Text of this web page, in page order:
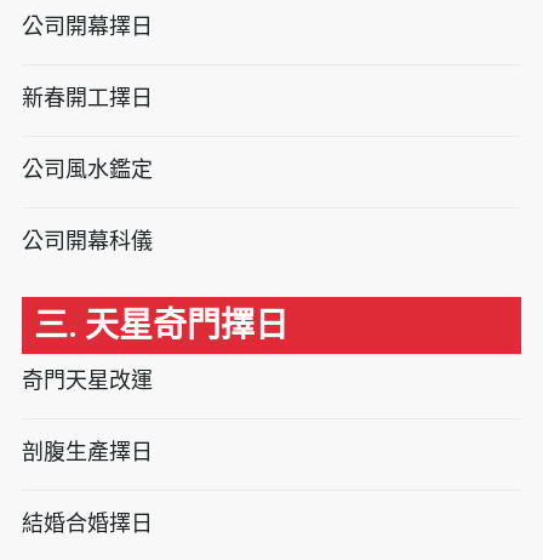
公司開幕擇日
新春開工擇日
公司風水鑑定
公司開幕科儀
三. 天星奇門擇日
奇門天星改運
剖腹生產擇日
結婚合婚擇日